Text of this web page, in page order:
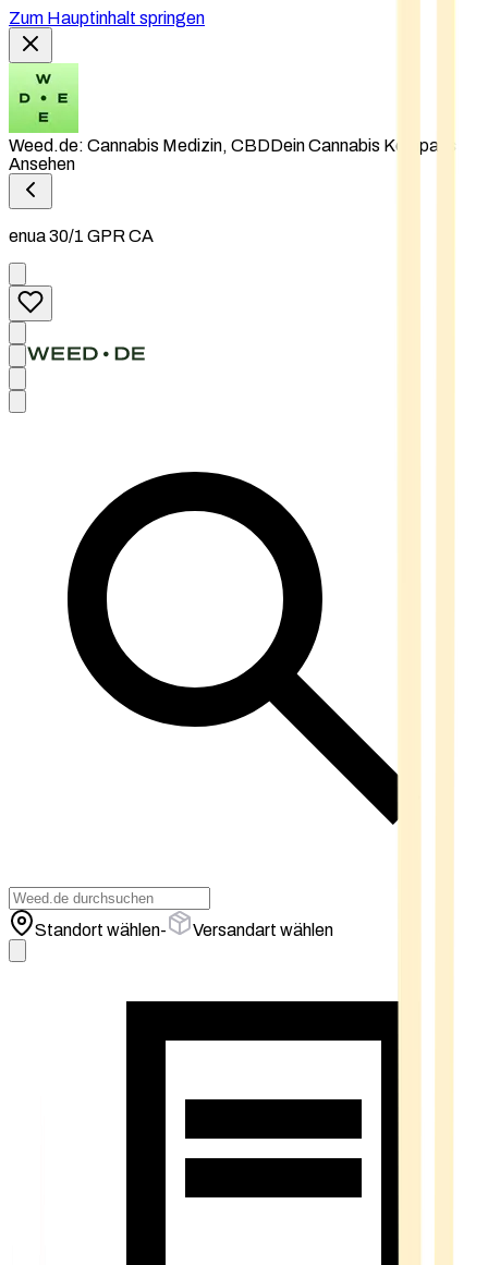
Zum Hauptinhalt springen
Weed.de: Cannabis Medizin, CBDDein Cannabis Kompass
Ansehen
enua 30/1 GPR CA
Standort wählen- Versandart wählen